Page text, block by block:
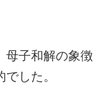
母子和解の象徴
した。